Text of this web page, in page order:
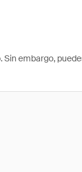
embargo,